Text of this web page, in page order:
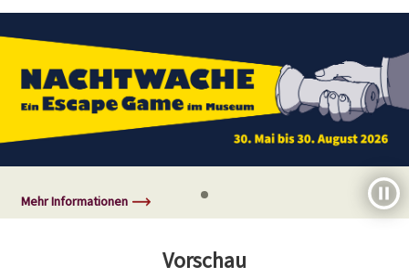
Mehr Informationen
Vorschau